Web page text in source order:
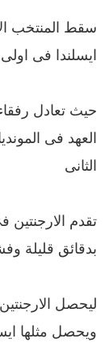
سقط المنتخب
ايسلندا فى
حيث تعادل
العهد فى
الثانى
تقدم الارجنتين
بدقائق قليلة
ليحصل
ويحصل مثلها